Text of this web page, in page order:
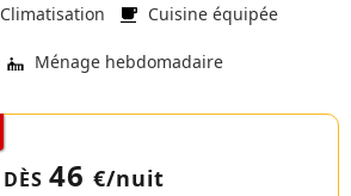
Climatisation Cuisine équipée
Ménage hebdomadaire
DÈS 46 €/nuit